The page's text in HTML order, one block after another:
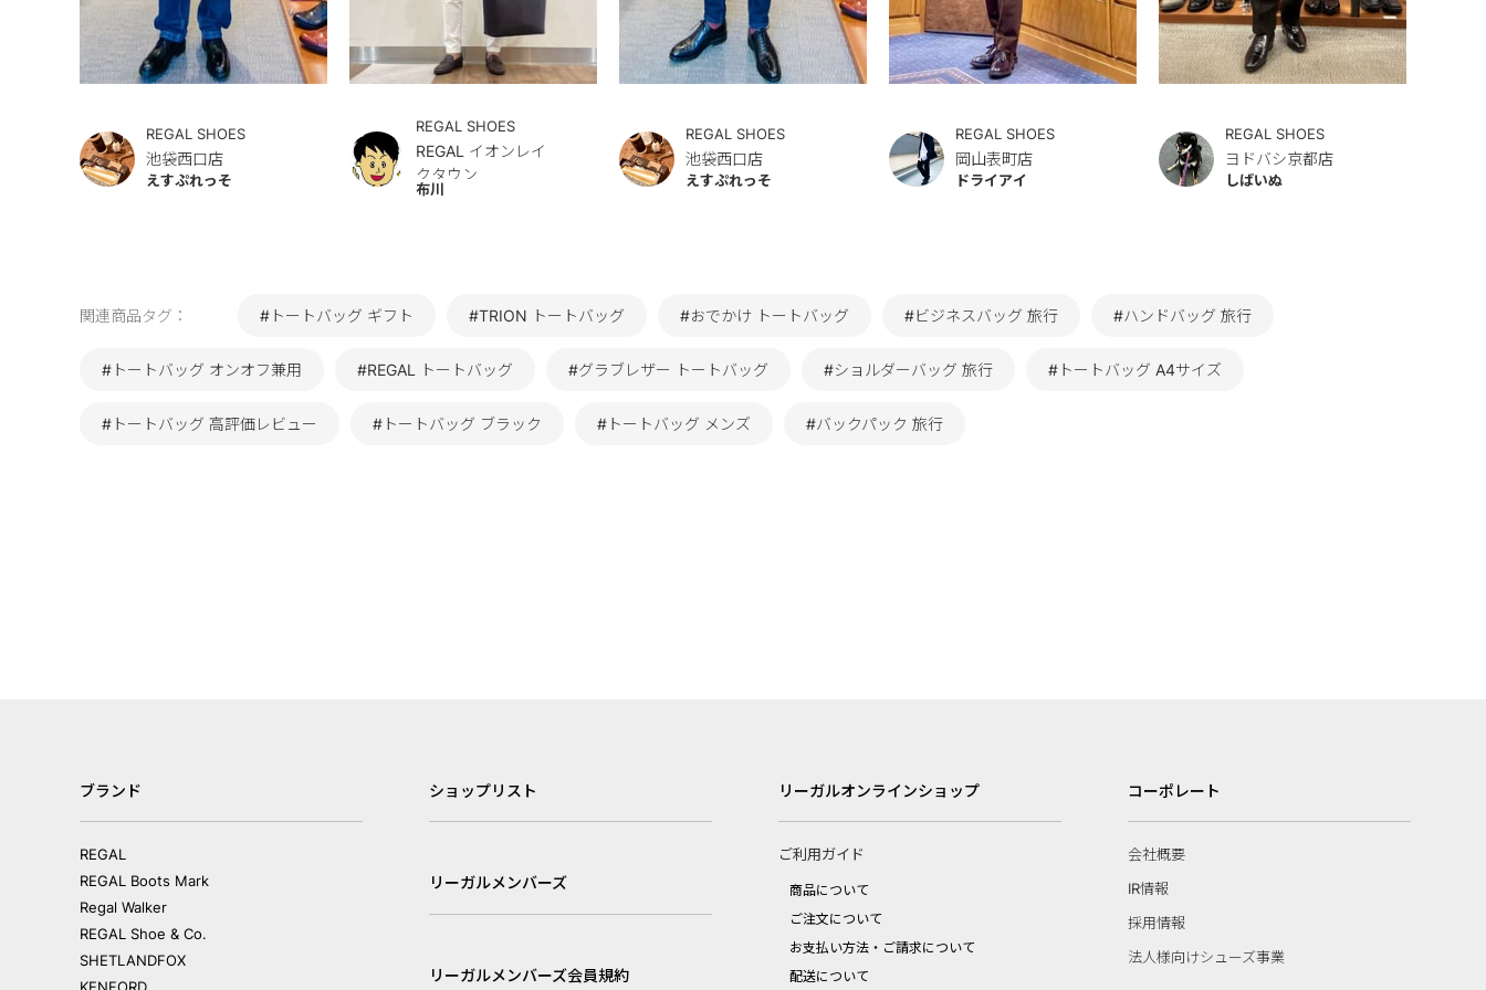
REGAL SHOES
池袋西口店
えすぷれっそ
REGAL SHOES
REGAL イオンレイ
クタウン
布川
REGAL SHOES
池袋西口店
えすぷれっそ
REGAL SHOES
岡山表町店
ドライアイ
REGAL SHOES
ヨドバシ京都店
しばいぬ
関連商品タグ： #トートバッグ ギフト #TRION トートバッグ #おでかけ トートバッグ #ビジネスバッグ 旅行 #ハンドバッグ 旅行
#トートバッグ オンオフ兼用 #REGAL トートバッグ #グラブレザー トートバッグ #ショルダーバッグ 旅行 #トートバッグ A4サイズ
#トートバッグ 高評価レビュー #トートバッグ ブラック #トートバッグ メンズ #バックパック 旅行
ブランド
REGAL
REGAL Boots Mark
Regal Walker
REGAL Shoe & Co.
SHETLANDFOX
ショップリスト
リーガルメンバーズ
リーガルメンバーズ会員規約
リーガルオンラインショップ
ご利用ガイド
商品について
ご注文について
お支払い方法・ご請求について
配送について
コーポレート
会社概要
IR情報
採用情報
法人様向けシューズ事業